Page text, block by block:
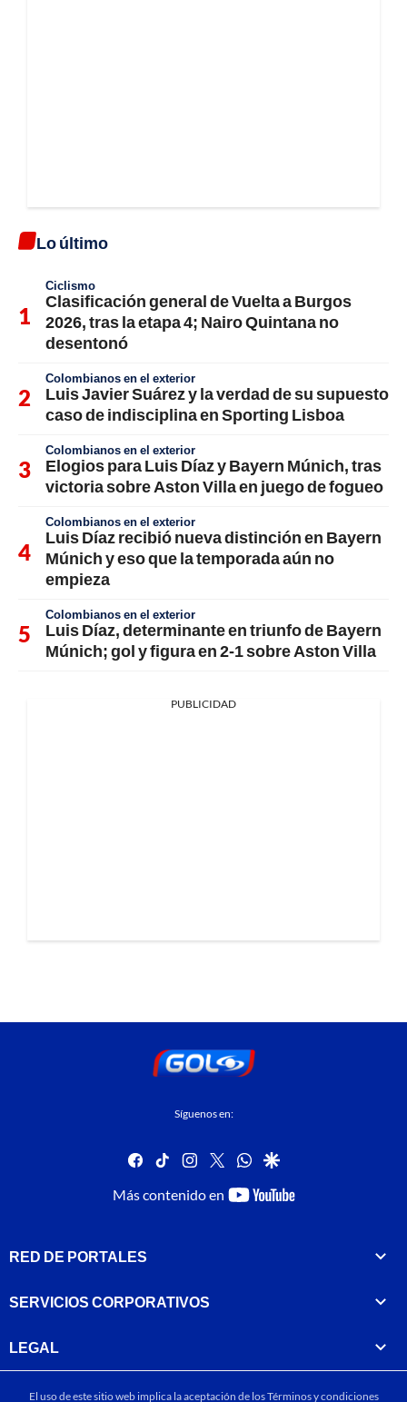
Lo último
Ciclismo
Clasificación general de Vuelta a Burgos
2026, tras la etapa 4; Nairo Quintana no
desentonó
Colombianos en el exterior
Luis Javier Suárez y la verdad de su supuesto
caso de indisciplina en Sporting Lisboa
Colombianos en el exterior
Elogios para Luis Díaz y Bayern Múnich, tras
victoria sobre Aston Villa en juego de fogueo
Colombianos en el exterior
Luis Díaz recibió nueva distinción en Bayern
Múnich y eso que la temporada aún no
empieza
Colombianos en el exterior
Luis Díaz, determinante en triunfo de Bayern
Múnich; gol y figura en 2-1 sobre Aston Villa
PUBLICIDAD
Síguenos en:
facebook
tiktok instagram
twitterwhatsapp
google
Más contenido en
youtube-
RED DE PORTALES
SERVICIOS CORPORATIVOS
LEGAL
El uso de este sitio web implica la aceptación de losTérminos y condiciones